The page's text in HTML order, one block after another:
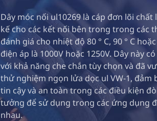
Dây móc nối ul10269 là cáp đơn lõi
kế cho các kết nối bên trong trong các
đánh giá cho nhiệt độ 80 ° C, 90 ° C
điện áp là 1000V hoặc 1250V. Dây này
với khả năng che chắn tùy chọn và đã
thử nghiệm ngọn lửa dọc ul VW-1, đảm
tin cậy và an toàn trong các điều kiện
tưởng để sử dụng trong các ứng dụng
nhau.